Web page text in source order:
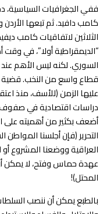
ففي الجغرافيات السياسية،
كامب دافيد. ثم تبعها
الثلاثين لاتفاقيات كامب
“الديمقراطية أولا”، في
السوري. لكنه ليس الأهم
قطاع واسع من النخب. قضية
عليها الزمن (للأسف، منذ
دراسات اقتصادية في صفوف
أضعف بكثير من أهميته على
التحرير (فإن أجلسنا
العراقية ووضعنا المشروع
المحتل)!
بالطبع يمكن أن ننصب